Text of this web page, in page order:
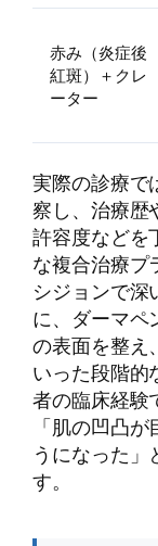
赤み（炎症後
紅斑）＋クレ
ーター
実際の診療で
察し、治療歴
許容度などを
な複合治療プ
シジョンで深
に、ダーマペ
の表面を整え
いった段階的
者の臨床経験
「肌の凹凸
うになった
す。